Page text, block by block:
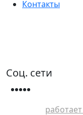
Контакты
Соц. сети